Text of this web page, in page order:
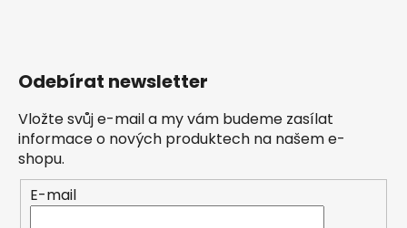
Odebírat newsletter
Vložte svůj e-mail a my vám budeme zasílat
informace o nových produktech na našem e-
shopu.
E-mail